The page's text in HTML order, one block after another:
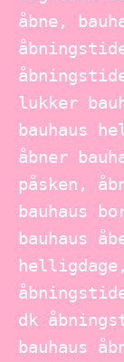
åbne,
lukker
bauhaus
åbner
påsken,
bauhaus
bauhaus
dk
bauhaus